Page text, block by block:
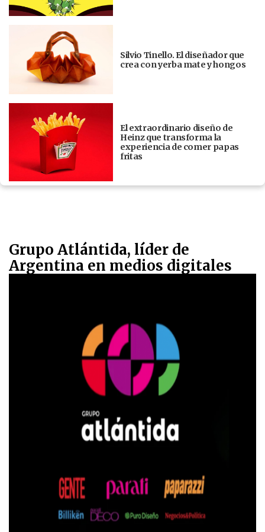
Silvio Tinello. El diseñador que
crea con yerba mate y hongos
El extraordinario diseño de
Heinz que transforma la
experiencia de comer papas
fritas
Grupo Atlántida, líder de
Argentina en medios digitales